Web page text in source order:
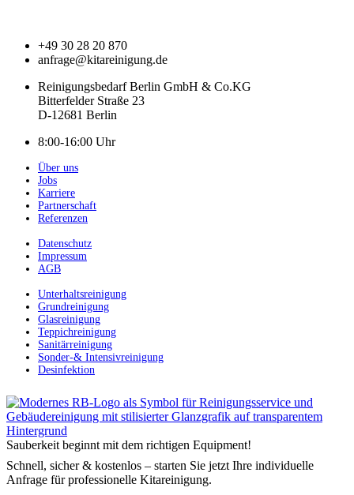
+49 30 28 20 870
anfrage@kitareinigung.de
Reinigungsbedarf Berlin GmbH & Co.KG
Bitterfelder Straße 23
D-12681 Berlin
8:00-16:00 Uhr
Über uns
Jobs
Karriere
Partnerschaft
Referenzen
Datenschutz
Impressum
AGB
Unterhaltsreinigung
Grundreinigung
Glasreinigung
Teppichreinigung
Sanitärreinigung
Sonder-& Intensivreinigung
Desinfektion
Sauberkeit beginnt mit dem richtigen Equipment!
Schnell, sicher & kostenlos – starten Sie jetzt Ihre individuelle
Anfrage für professionelle Kitareinigung.